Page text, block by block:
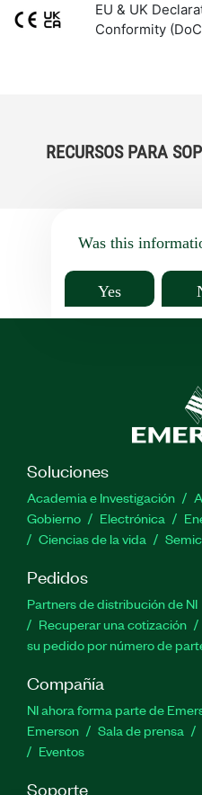
EU & UK
Conformity
RECURSOS PARA
Was this
Yes
Soluciones
Academia e Investigación
Gobierno
Electrónica
Ciencias de la vida
Pedidos
Partners de distribución de NI
Recuperar una cotización
su pedido por número de
Compañía
NI ahora forma parte de
Emerson
Sala de prensa
Eventos
Soporte